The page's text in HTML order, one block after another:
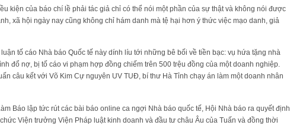
kiện của báo chí lề phải tác giả chỉ có thể nói một phần của sự thật và không nói được
xã hội ngày nay cũng không chỉ hám danh mà tệ hại hơn ý thức việc mạo danh, giả
tố cáo Nhà báo Quốc tế này dính líu tới những bê bối về tiền bạc: vụ hứa tặng nhà
đổ nợ, bị tố cáo vi phạm hợp đồng chiếm trên 500 trệu đồng của một doanh nghiệp.
câu kết với Võ Kim Cự nguyên UV TUĐ, bí thư Hà Tỉnh chạy án làm một doanh nhân
Báo lập tức rút các bài báo online ca ngợi Nhà báo quốc tế, Hội Nhà báo ra quyết định
Viện trưởng Viện Pháp luật kinh doanh và đầu tư châu Âu của Tuấn và đồng thời